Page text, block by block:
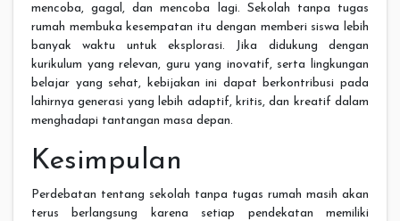
mencoba, gagal, dan mencoba lagi. Sekolah tanpa tugas
rumah membuka kesempatan itu dengan memberi siswa lebih
banyak waktu untuk eksplorasi. Jika didukung dengan
kurikulum yang relevan, guru yang inovatif, serta lingkungan
belajar yang sehat, kebijakan ini dapat berkontribusi pada
lahirnya generasi yang lebih adaptif, kritis, dan kreatif dalam
menghadapi tantangan masa depan.
Kesimpulan
Perdebatan tentang sekolah tanpa tugas rumah masih akan
terus berlangsung karena setiap pendekatan memiliki